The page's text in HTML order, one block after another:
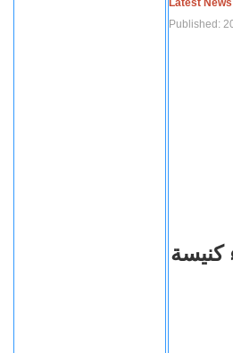
Latest News
Published:
كنيسة